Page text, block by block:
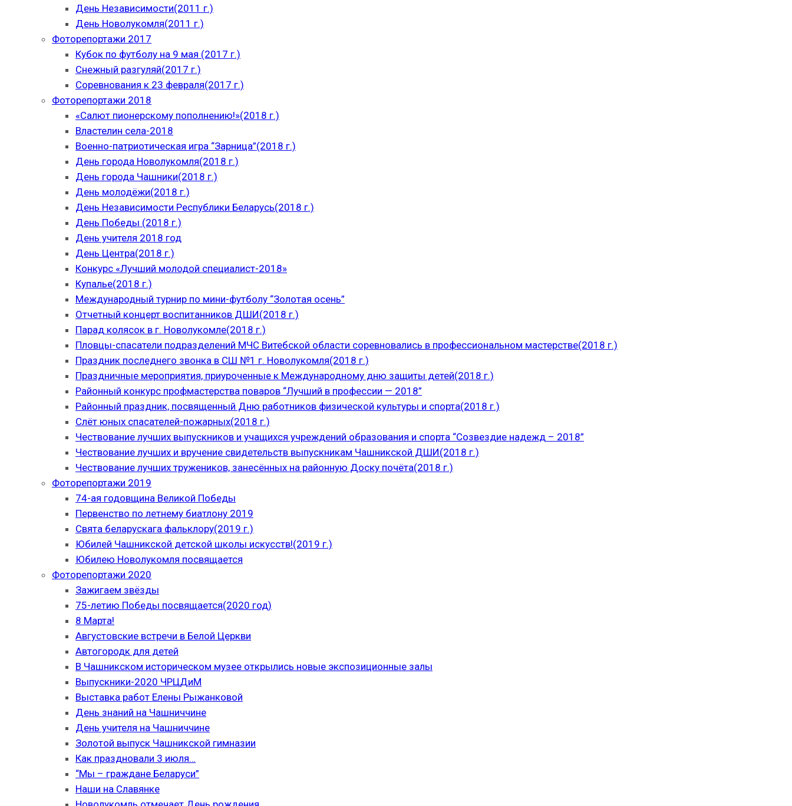
День Независимости(2011 г.)
День Новолукомля(2011 г.)
Фоторепортажи 2017
Кубок по футболу на 9 мая (2017 г.)
Снежный разгуляй(2017 г.)
Соревнования к 23 февраля(2017 г.)
Фоторепортажи 2018
«Салют пионерскому пополнению!»(2018 г.)
Властелин села-2018
Военно-патриотическая игра “Зарница”(2018 г.)
День города Новолукомля(2018 г.)
День города Чашники(2018 г.)
День молодёжи(2018 г.)
День Независимости Республики Беларусь(2018 г.)
День Победы (2018 г.)
День учителя 2018 год
День Центра(2018 г.)
Конкурс «Лучший молодой специалист-2018»
Купалье(2018 г.)
Международный турнир по мини-футболу “Золотая осень”
Отчетный концерт воспитанников ДШИ(2018 г.)
Парад колясок в г. Новолукомле(2018 г.)
Пловцы-спасатели подразделений МЧС Витебской области соревновались в профессиональном мастерстве(2018 г.)
Праздник последнего звонка в СШ №1 г. Новолукомля(2018 г.)
Праздничные мероприятия, приуроченные к Международному дню защиты детей(2018 г.)
Районный конкурс профмастерства поваров “Лучший в профессии — 2018”
Районный праздник, посвященный Дню работников физической культуры и спорта(2018 г.)
Слёт юных спасателей-пожарных(2018 г.)
Чествование лучших выпускников и учащихся учреждений образования и спорта “Созвездие надежд – 2018”
Чествование лучших и вручение свидетельств выпускникам Чашникской ДШИ(2018 г.)
Чествование лучших тружеников, занесённых на районную Доску почёта(2018 г.)
Фоторепортажи 2019
74-ая годовщина Великой Победы
Первенство по летнему биатлону 2019
Свята беларускага фальклору(2019 г.)
Юбилей Чашникской детской школы искусств!(2019 г.)
Юбилею Новолукомля посвящается
Фоторепортажи 2020
Зажигаем звёзды
75-летию Победы посвящается(2020 год)
8 Марта!
Августовские встречи в Белой Церкви
Автогородк для детей
В Чашникском историческом музее открылись новые экспозиционные залы
Выпускники-2020 ЧРЦДиМ
Выставка работ Елены Рыжанковой
День знаний на Чашниччине
День учителя на Чашниччине
Золотой выпуск Чашникской гимназии
Как праздновали 3 июля…
“Мы – граждане Беларуси”
Наши на Славянке